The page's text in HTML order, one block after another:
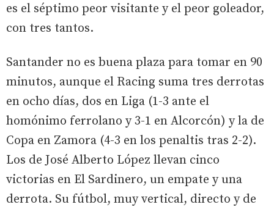
es el séptimo peor visitante y el peor goleador,
con tres tantos.
Santander no es buena plaza para tomar en 90
minutos, aunque el Racing suma tres derrotas
en ocho días, dos en Liga (1-3 ante el
homónimo ferrolano y 3-1 en Alcorcón) y la de
Copa en Zamora (4-3 en los penaltis tras 2-2).
Los de José Alberto López llevan cinco
victorias en El Sardinero, un empate y una
derrota. Su fútbol, muy vertical, directo y de